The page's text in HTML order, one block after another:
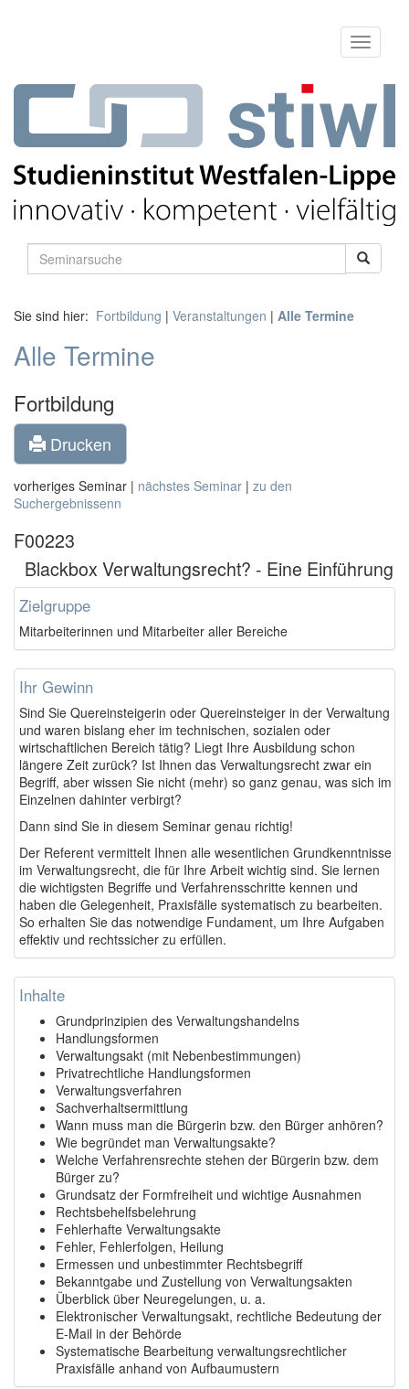
Sie sind hier: Fortbildung | Veranstaltungen | Alle Termine
Alle Termine
Fortbildung
Drucken
vorheriges Seminar | nächstes Seminar | zu den
Suchergebnissenn
F00223
Blackbox Verwaltungsrecht? - Eine Einführung
Zielgruppe
Mitarbeiterinnen und Mitarbeiter aller Bereiche
Ihr Gewinn
Sind Sie Quereinsteigerin oder Quereinsteiger in der Verwaltung
und waren bislang eher im technischen, sozialen oder
wirtschaftlichen Bereich tätig? Liegt Ihre Ausbildung schon
längere Zeit zurück? Ist Ihnen das Verwaltungsrecht zwar ein
Begriff, aber wissen Sie nicht (mehr) so ganz genau, was sich im
Einzelnen dahinter verbirgt?
Dann sind Sie in diesem Seminar genau richtig!
Der Referent vermittelt Ihnen alle wesentlichen Grundkenntnisse
im Verwaltungsrecht, die für Ihre Arbeit wichtig sind. Sie lernen
die wichtigsten Begriffe und Verfahrensschritte kennen und
haben die Gelegenheit, Praxisfälle systematisch zu bearbeiten.
So erhalten Sie das notwendige Fundament, um Ihre Aufgaben
effektiv und rechtssicher zu erfüllen.
Inhalte
Grundprinzipien des Verwaltungshandelns
Handlungsformen
Verwaltungsakt (mit Nebenbestimmungen)
Privatrechtliche Handlungsformen
Verwaltungsverfahren
Sachverhaltsermittlung
Wann muss man die Bürgerin bzw. den Bürger anhören?
Wie begründet man Verwaltungsakte?
Welche Verfahrensrechte stehen der Bürgerin bzw. dem
Bürger zu?
Grundsatz der Formfreiheit und wichtige Ausnahmen
Rechtsbehelfsbelehrung
Fehlerhafte Verwaltungsakte
Fehler, Fehlerfolgen, Heilung
Ermessen und unbestimmter Rechtsbegriff
Bekanntgabe und Zustellung von Verwaltungsakten
Überblick über Neuregelungen, u. a.
Elektronischer Verwaltungsakt, rechtliche Bedeutung der
E-Mail in der Behörde
Systematische Bearbeitung verwaltungsrechtlicher
Praxisfälle anhand von Aufbaumustern